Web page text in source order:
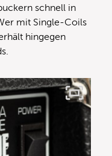
schnell in
mit Single-Coils
hingegen